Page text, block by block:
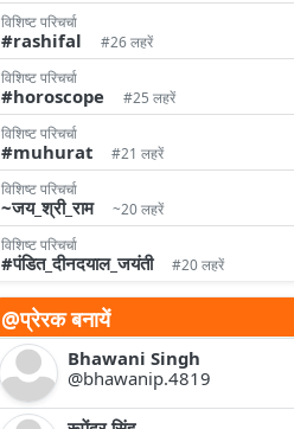
विशिष्‍ट परिचर्चा
#rashifal
#26 लहरें
विशिष्‍ट परिचर्चा
#horoscope
#25 लहरें
विशिष्‍ट परिचर्चा
#muhurat
#21 लहरें
विशिष्‍ट परिचर्चा
~जय_श्री_राम
~20 लहरें
विशिष्‍ट परिचर्चा
#पंडित_दीनदयाल_जयंती #20 लहरें
@प्रेरक बनायें
Bhawani Singh
@bhawanip.4819